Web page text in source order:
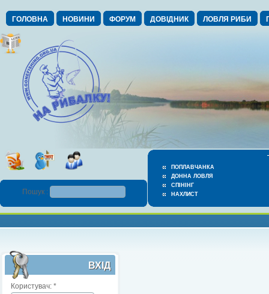
ГОЛОВНА НОВИНИ ФОРУМ ДОВІДНИК ЛОВЛЯ РИБИ
ПОПЛАВЧАНКА
ДОННА ЛОВЛЯ
СПІНІНГ
НАХЛИСТ
Пошук :
ВХІД
Користувач: *